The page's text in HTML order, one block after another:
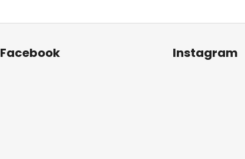
Facebook Instagram